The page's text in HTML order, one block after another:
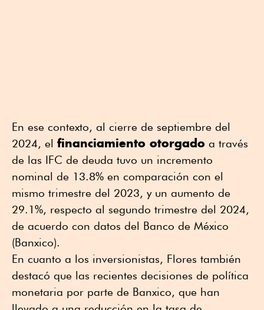
En ese contexto, al cierre de septiembre del
2024, el financiamiento otorgado a través
de las IFC de deuda tuvo un incremento
nominal de 13.8% en comparación con el
mismo trimestre del 2023, y un aumento de
29.1%, respecto al segundo trimestre del 2024,
de acuerdo con datos del Banco de México
(Banxico).
En cuanto a los inversionistas, Flores también
destacó que las recientes decisiones de política
monetaria por parte de Banxico, que han